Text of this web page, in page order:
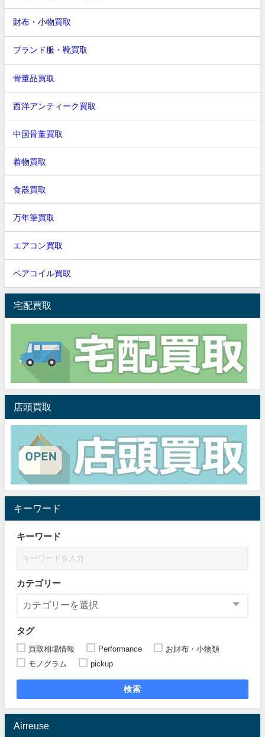
財布・小物買取
ブランド服・靴買取
骨董品買取
西洋アンティーク買取
中国骨董買取
着物買取
食器買取
万年筆買取
エアコン買取
ペアコイル買取
宅配買取
店頭買取
キーワード
キーワード
カテゴリー
タグ
買取相場情報 Performance
お財布・小物類
モノグラム
pickup
検索
Airreuse